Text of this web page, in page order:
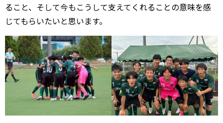
ること、そして今もこうして支えてくれることの意味を感
じてもらいたいと思います。